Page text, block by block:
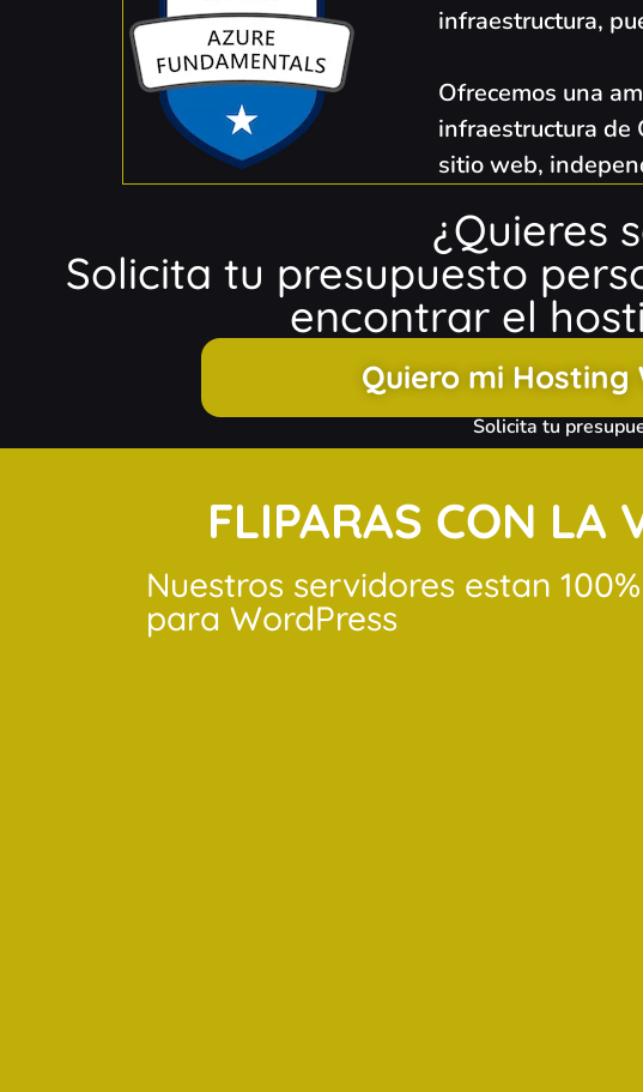
infraestructura,
Ofrecemos una
infraestructura de
sitio web,
¿Quieres
Solicita tu presupuesto
encontrar el
Quiero mi
Solicita tu
FLIPARAS CON LA
Nuestros servidores estan
para WordPress
Es por ello que te podemos